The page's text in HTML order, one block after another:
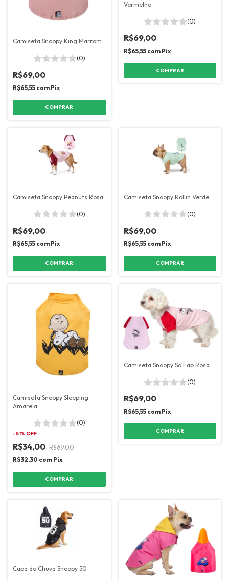
Camiseta Snoopy King Marrom
(0)
R$69,00
R$65,55 com Pix
COMPRAR
Vermelho
(0)
R$69,00
R$65,55 com Pix
COMPRAR
Camiseta Snoopy Peanuts Rosa
(0)
R$69,00
R$65,55 com Pix
COMPRAR
Camiseta Snoopy Rollin Verde
(0)
R$69,00
R$65,55 com Pix
COMPRAR
Camiseta Snoopy Sleeping
Amarela
(0)
-51% OFF
R$34,00 R$69,00
R$32,30 com Pix
COMPRAR
Camiseta Snoopy So Fab Rosa
(0)
R$69,00
R$65,55 com Pix
COMPRAR
Capa de Chuva Snoopy 50